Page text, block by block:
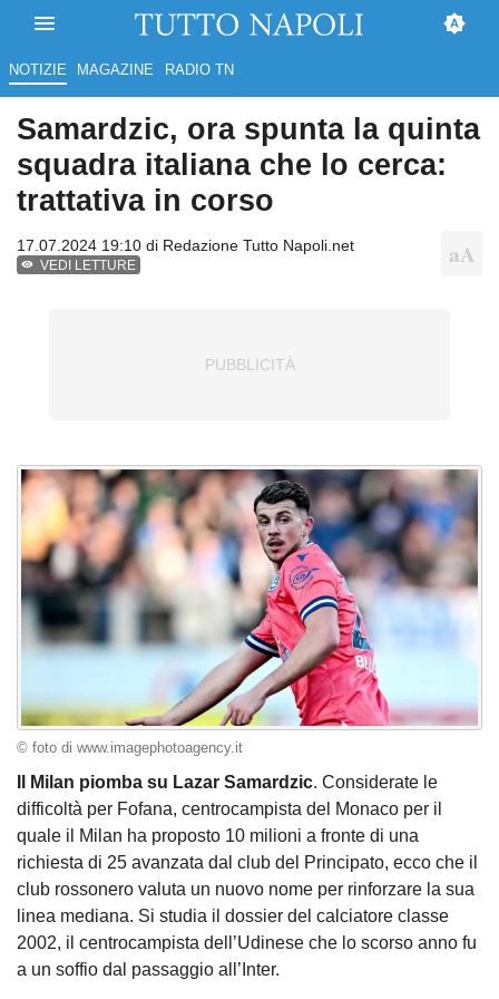
NOTIZIE MAGAZINE RADIO TN
Samardzic, ora spunta la quinta
squadra italiana che lo cerca:
trattativa in corso
17.07.2024 19:10 di Redazione Tutto Napoli.net
VEDI LETTURE
© foto di www.imagephotoagency.it
Il Milan piomba su Lazar Samardzic. Considerate le
difficoltà per Fofana, centrocampista del Monaco per il
quale il Milan ha proposto 10 milioni a fronte di una
richiesta di 25 avanzata dal club del Principato, ecco che il
club rossonero valuta un nuovo nome per rinforzare la sua
linea mediana. Si studia il dossier del calciatore classe
2002, il centrocampista dell’Udinese che lo scorso anno fu
a un soffio dal passaggio all’Inter.